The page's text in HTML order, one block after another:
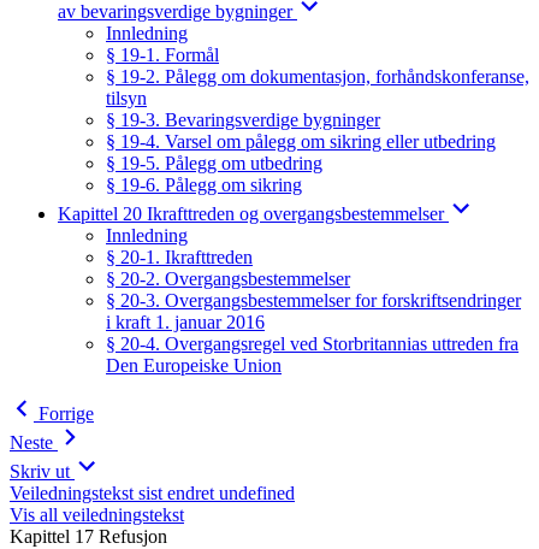
av bevaringsverdige bygninger
Innledning
§ 19-1. Formål
§ 19-2. Pålegg om dokumentasjon, forhåndskonferanse,
tilsyn
§ 19-3. Bevaringsverdige bygninger
§ 19-4. Varsel om pålegg om sikring eller utbedring
§ 19-5. Pålegg om utbedring
§ 19-6. Pålegg om sikring
Kapittel 20 Ikrafttreden og overgangsbestemmelser
Innledning
§ 20-1. Ikrafttreden
§ 20-2. Overgangsbestemmelser
§ 20-3. Overgangsbestemmelser for forskriftsendringer
i kraft 1. januar 2016
§ 20-4. Overgangsregel ved Storbritannias uttreden fra
Den Europeiske Union
Forrige
Neste
Skriv ut
Veiledningstekst sist endret undefined
Vis all veiledningstekst
Kapittel 17 Refusjon